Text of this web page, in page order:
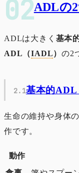
ADLの
ADLは大きく 基本
ADL（IADL）の2
基本的ADL
生命の維持や身体
作です。
動作